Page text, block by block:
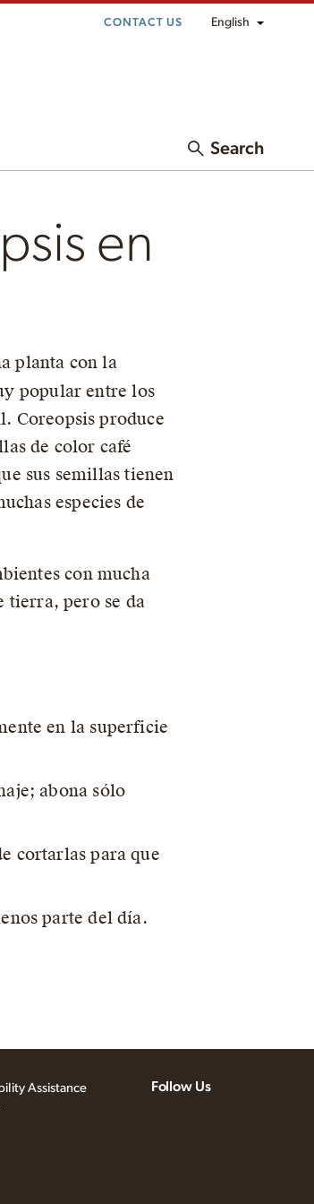
CONTACT US English
Search
en
planta con la
popular entre los
Coreopsis produce
de color café
sus semillas tienen
especies de
con mucha
tierra, pero se da
en la superficie
abona sólo
cortarlas para que
parte del día.
Assistance
Follow Us